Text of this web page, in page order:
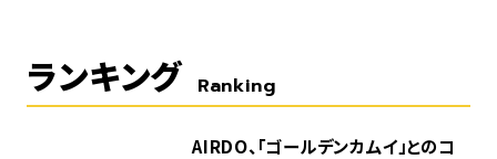
ランキング Ranking
AIRDO、「ゴールデンカムイ」とのコ